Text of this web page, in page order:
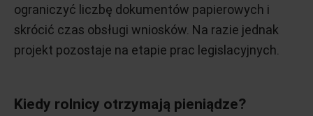
ograniczyć liczbę dokumentów papierowych i
skrócić czas obsługi wniosków. Na razie jednak
projekt pozostaje na etapie prac legislacyjnych.
Kiedy rolnicy otrzymają pieniądze?